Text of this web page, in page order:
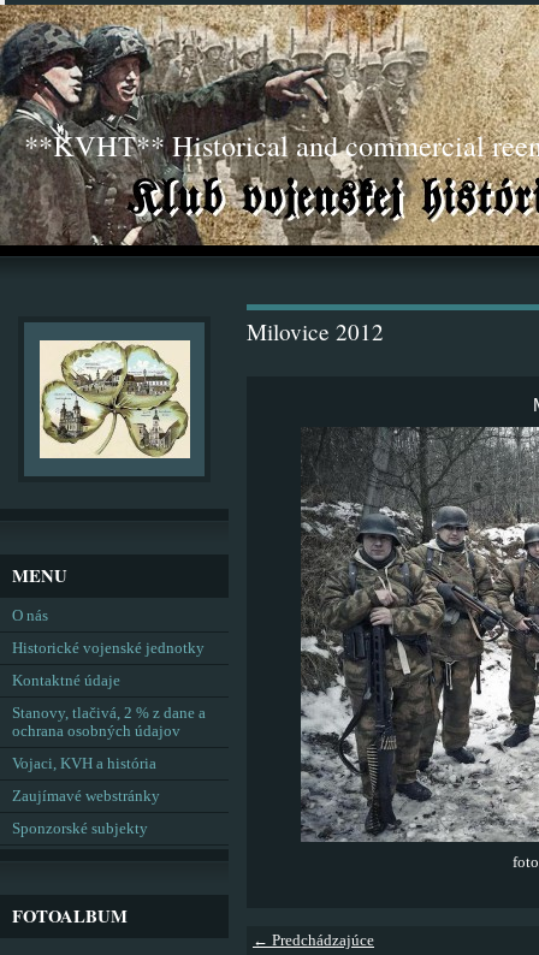
**KVHT** Historical and commercial
Milovice 2012
← Predchádzajúce
MENU
O nás
Historické vojenské jednotky
Kontaktné údaje
Stanovy, tlačivá, 2 % z dane a
ochrana osobných údajov
Vojaci, KVH a história
Zaujímavé webstránky
Sponzorské subjekty
FOTOALBUM